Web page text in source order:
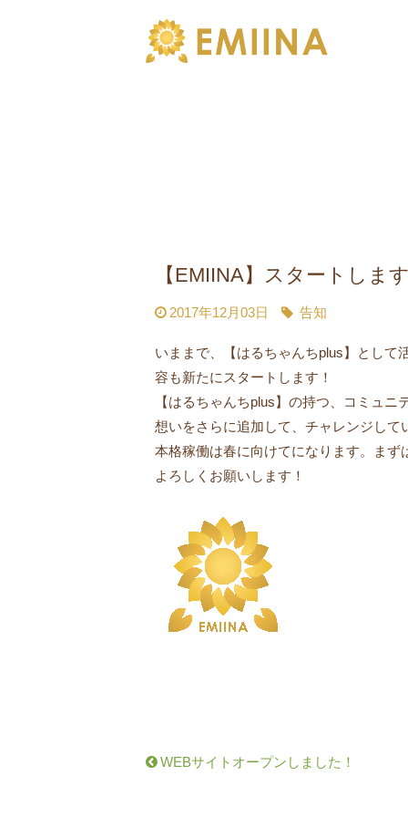
【EMIINA】スタートしま
2017年12月03日 告知
いままで、【はるちゃんちplus】として
容も新たにスタートします！
【はるちゃんちplus】の持つ、コミュニ
想いをさらに追加して、チャレンジして
本格稼働は春に向けてになります。まず
よろしくお願いします！
WEBサイトオープンしました！